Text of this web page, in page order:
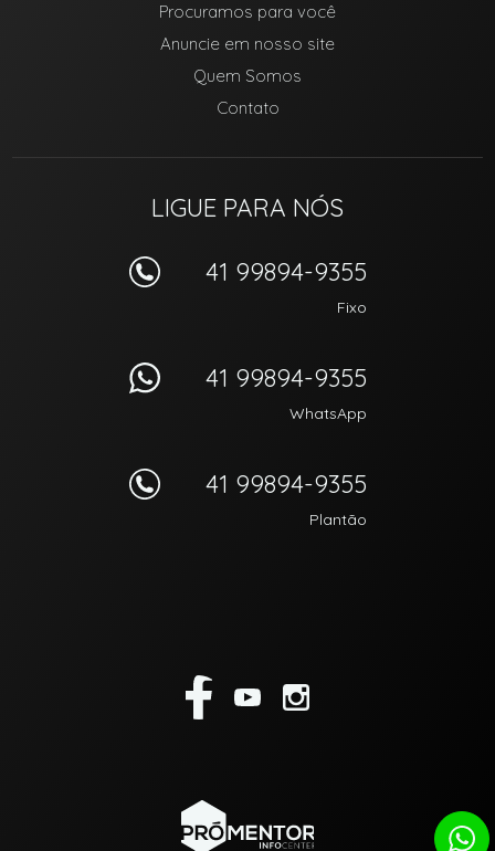
Procuramos para você
Anuncie em nosso site
Quem Somos
Contato
LIGUE PARA NÓS
41 99894-9355
Fixo
41 99894-9355
WhatsApp
41 99894-9355
Plantão